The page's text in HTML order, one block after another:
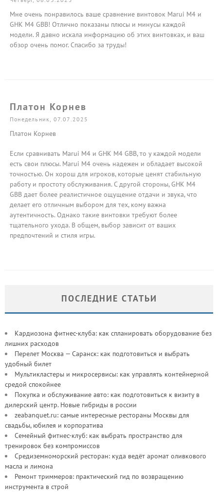
Мне очень понравилось ваше сравнение винтовок Marui M4 и
GHK M4 GBB! Отлично показаны плюсы и минусы каждой
модели. Я давно искала информацию об этих винтовках, и ваш
обзор очень помог. Спасибо за труды!
Платон Корнев
Понедельник, 07.07.2025
Платон Корнев
Если сравнивать Marui M4 и GHK M4 GBB, то у каждой модели
есть свои плюсы. Marui M4 очень надежен и обладает высокой
точностью. Он хорош для игроков, которые ценят стабильную
работу и простоту обслуживания. С другой стороны, GHK M4
GBB дает более реалистичное ощущение отдачи и звука, что
делает его отличным выбором для тех, кому важна
аутентичность. Однако такие винтовки требуют более
тщательного ухода. В общем, выбор зависит от ваших
предпочтений и стиля игры.
ПОСЛЕДНИЕ СТАТЬИ
Кардиозона фитнес-клуба: как спланировать оборудование без
лишних расходов
Перелет Москва — Саранск: как подготовиться и выбрать
удобный билет
Мультикластеры и микросервисы: как управлять контейнерной
средой спокойнее
Покупка и обслуживание авто: как подготовиться к визиту в
дилерский центр. Новые гибриды в россии
zeabanquet.ru: самые интересные рестораны Москвы для
свадьбы, юбилея и корпоратива
Семейный фитнес-клуб: как выбрать пространство для
тренировок без компромиссов
Средиземноморский ресторан: куда ведёт аромат оливкового
масла и лимона
Ремонт триммеров: практический гид по возвращению
инструмента в строй